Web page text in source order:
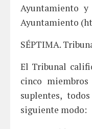
Ayuntamiento
Ayuntamiento
SÉPTIMA.
El Tribunal
cinco
suplentes,
siguiente modo: